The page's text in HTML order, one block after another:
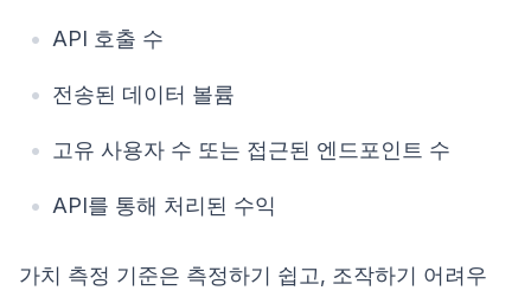
API 호출 수
전송된 데이터 볼륨
고유 사용자 수 또는 접근된 엔드포인트 수
API를 통해 처리된 수익
가치 측정 기준은 측정하기 쉽고, 조작하기 어려우